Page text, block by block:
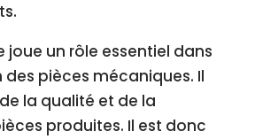
joue un rôle essentiel dans
pièces mécaniques. Il
la qualité et de la
produites. Il est donc